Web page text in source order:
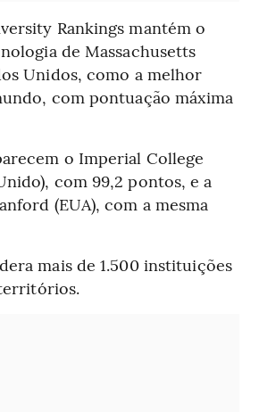
Rankings mantém o
de Massachusetts
Unidos, como a melhor
com pontuação máxima
o Imperial College
com 99,2 pontos, e a
(EUA), com a mesma
mais de 1.500 instituições